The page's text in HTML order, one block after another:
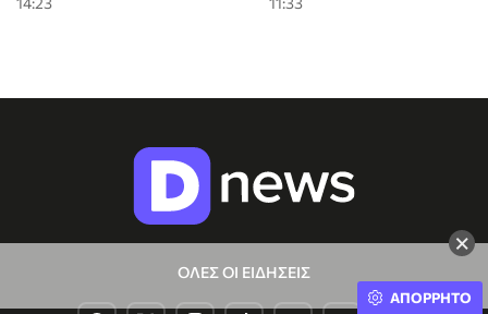
×
ΟΛΕΣ ΟΙ ΕΙΔΗΣΕΙΣ
ΑΠΟΡΡΗΤΟ